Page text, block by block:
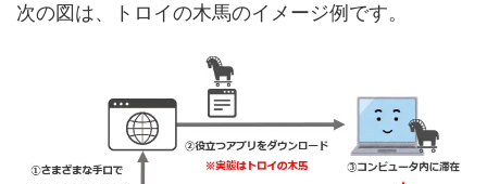
次の図は、トロイの木馬のイメージ例です。